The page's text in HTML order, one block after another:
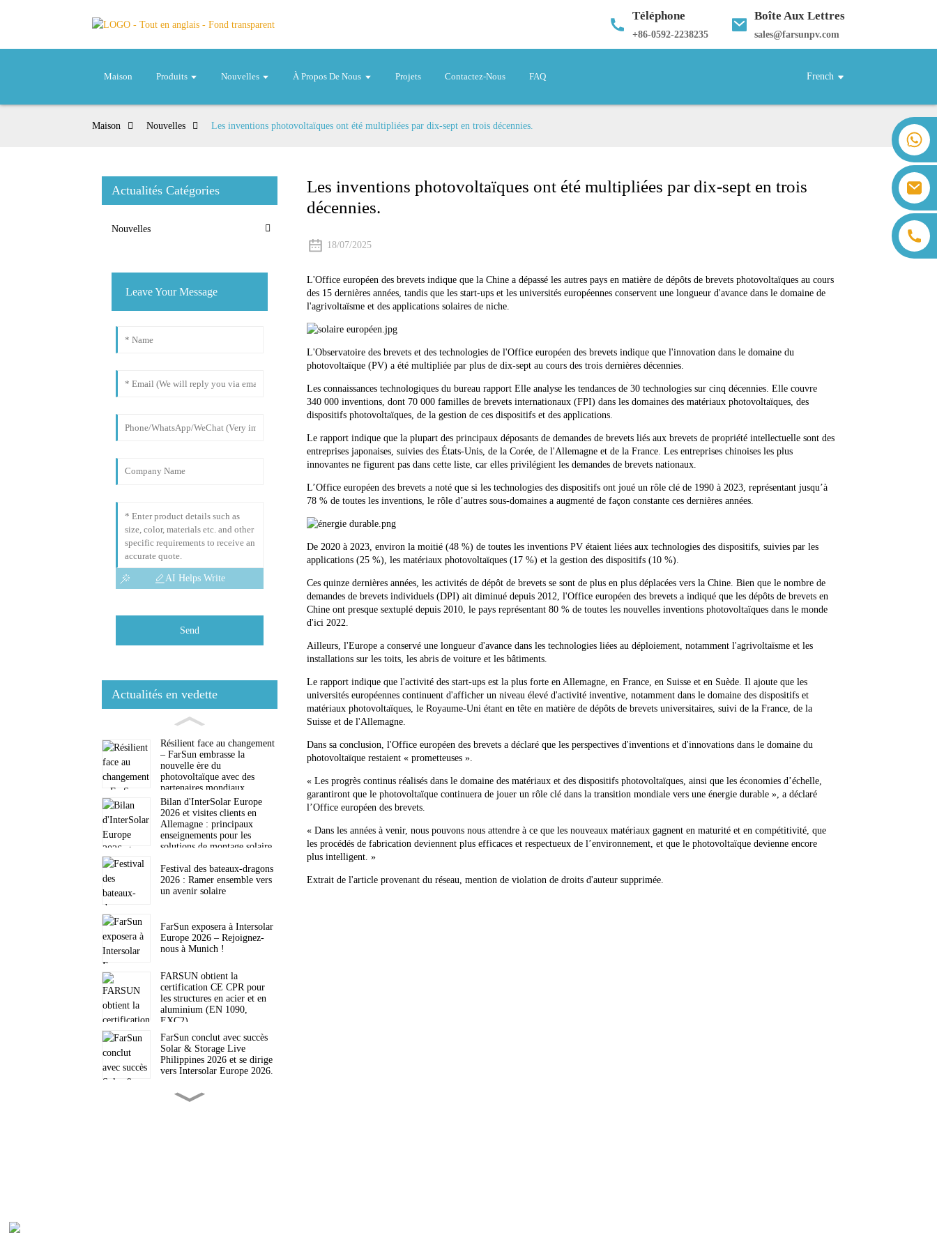
Téléphone
+86-0592-2238235
Boîte Aux Lettres
sales@farsunpv.com
Maison Produits Nouvelles À Propos De Nous Projets Contactez-Nous FAQ French
+86 18806057002 Sanborn Guo
sales@farsunpv.com
Maison Nouvelles Les inventions photovoltaïques ont été multipliées par dix-sept en trois décennies.
Actualités Catégories
Nouvelles
Leave Your Message
AI Helps Write
Send
Actualités en vedette
Résilient face au changement
– ​​FarSun embrasse la
nouvelle ère du
photovoltaïque avec des
partenaires mondiaux
Bilan d'InterSolar Europe
2026 et visites clients en
Allemagne : principaux
enseignements pour les
solutions de montage solaire
Festival des bateaux-dragons
2026 : Ramer ensemble vers
un avenir solaire
FarSun exposera à Intersolar
Europe 2026 – Rejoignez-
nous à Munich !
FARSUN obtient la
certification CE CPR pour
les structures en acier et en
aluminium (EN 1090,
EXC2)
FarSun conclut avec succès
Solar & Storage Live
Philippines 2026 et se dirige
vers Intersolar Europe 2026.
FarSun désignée meilleur
fournisseur pour l'exercice
Les inventions photovoltaïques ont été multipliées par dix-sept en trois
décennies.
18/07/2025
L'Office européen des brevets indique que la Chine a dépassé les autres pays en matière de dépôts de brevets photovoltaïques au cours
des 15 dernières années, tandis que les start-ups et les universités européennes conservent une longueur d'avance dans le domaine de
l'agrivoltaïsme et des applications solaires de niche.
L'Observatoire des brevets et des technologies de l'Office européen des brevets indique que l'innovation dans le domaine du
photovoltaïque (PV) a été multipliée par plus de dix-sept au cours des trois dernières décennies.
Les connaissances technologiques du bureau rapport Elle analyse les tendances de 30 technologies sur cinq décennies. Elle couvre
340 000 inventions, dont 70 000 familles de brevets internationaux (FPI) dans les domaines des matériaux photovoltaïques, des
dispositifs photovoltaïques, de la gestion de ces dispositifs et des applications.
Le rapport indique que la plupart des principaux déposants de demandes de brevets liés aux brevets de propriété intellectuelle sont des
entreprises japonaises, suivies des États-Unis, de la Corée, de l'Allemagne et de la France. Les entreprises chinoises les plus
innovantes ne figurent pas dans cette liste, car elles privilégient les demandes de brevets nationaux.
L’Office européen des brevets a noté que si les technologies des dispositifs ont joué un rôle clé de 1990 à 2023, représentant jusqu’à
78 % de toutes les inventions, le rôle d’autres sous-domaines a augmenté de façon constante ces dernières années.
De 2020 à 2023, environ la moitié (48 %) de toutes les inventions PV étaient liées aux technologies des dispositifs, suivies par les
applications (25 %), les matériaux photovoltaïques (17 %) et la gestion des dispositifs (10 %).
Ces quinze dernières années, les activités de dépôt de brevets se sont de plus en plus déplacées vers la Chine. Bien que le nombre de
demandes de brevets individuels (DPI) ait diminué depuis 2012, l'Office européen des brevets a indiqué que les dépôts de brevets en
Chine ont presque sextuplé depuis 2010, le pays représentant 80 % de toutes les nouvelles inventions photovoltaïques dans le monde
d'ici 2022.
Ailleurs, l'Europe a conservé une longueur d'avance dans les technologies liées au déploiement, notamment l'agrivoltaïsme et les
installations sur les toits, les abris de voiture et les bâtiments.
Le rapport indique que l'activité des start-ups est la plus forte en Allemagne, en France, en Suisse et en Suède. Il ajoute que les
universités européennes continuent d'afficher un niveau élevé d'activité inventive, notamment dans le domaine des dispositifs et
matériaux photovoltaïques, le Royaume-Uni étant en tête en matière de dépôts de brevets universitaires, suivi de la France, de la
Suisse et de l'Allemagne.
Dans sa conclusion, l'Office européen des brevets a déclaré que les perspectives d'inventions et d'innovations dans le domaine du
photovoltaïque restaient « prometteuses ».
« Les progrès continus réalisés dans le domaine des matériaux et des dispositifs photovoltaïques, ainsi que les économies d’échelle,
garantiront que le photovoltaïque continuera de jouer un rôle clé dans la transition mondiale vers une énergie durable », a déclaré
l’Office européen des brevets.
« Dans les années à venir, nous pouvons nous attendre à ce que les nouveaux matériaux gagnent en maturité et en compétitivité, que
les procédés de fabrication deviennent plus efficaces et respectueux de l’environnement, et que le photovoltaïque devienne encore
plus intelligent. »
Extrait de l'article provenant du réseau, mention de violation de droits d'auteur supprimée.